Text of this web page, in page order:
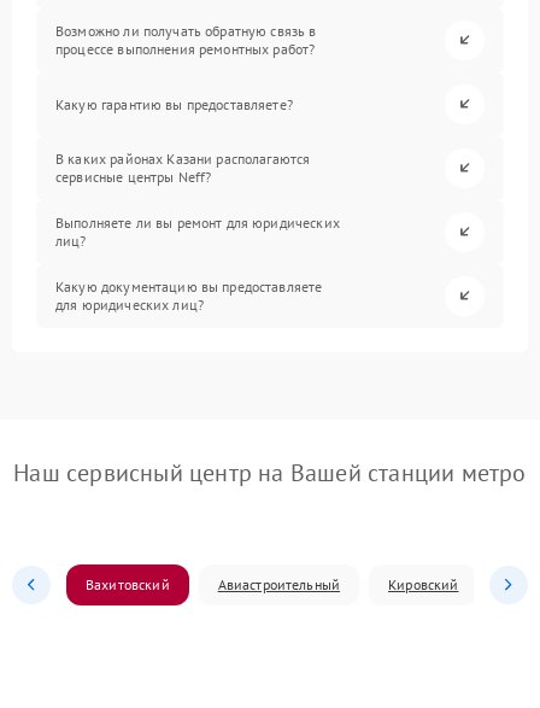
Возможно ли получать обратную связь в
процессе выполнения ремонтных работ?
Какую гарантию вы предоставляете?
В каких районах Казани располагаются
сервисные центры Neff?
Выполняете ли вы ремонт для юридических
лиц?
Какую документацию вы предоставляете
для юридических лиц?
Наш сервисный центр на Вашей станции метро
Вахитовский Авиастроительный Кировский